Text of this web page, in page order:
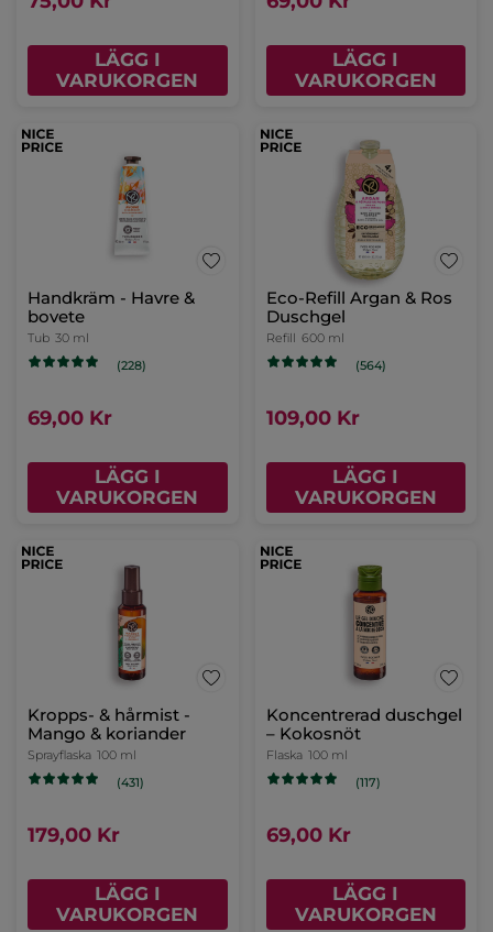
LÄGG I
VARUKORGEN
LÄGG I
VARUKORGEN
Handkräm - Havre &
bovete
Tub 30 ml
(228)
69,00 Kr
LÄGG I
VARUKORGEN
Eco-Refill Argan & Ros
Duschgel
Refill 600 ml
(564)
109,00 Kr
LÄGG I
VARUKORGEN
Kropps- & hårmist -
Mango & koriander
Sprayflaska 100 ml
(431)
179,00 Kr
LÄGG I
VARUKORGEN
Koncentrerad duschgel
– Kokosnöt
Flaska 100 ml
(117)
69,00 Kr
LÄGG I
VARUKORGEN